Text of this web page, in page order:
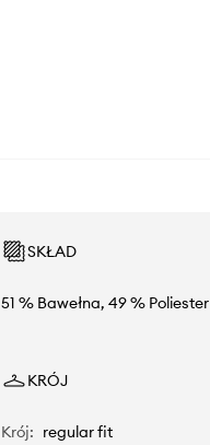
SKŁAD
51 % Bawełna, 49 % Poliester
KRÓJ
Krój: regular fit